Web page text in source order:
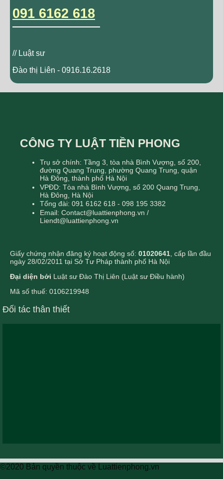
091 6162 618
// Luật sư
Đào thị Liên - 0916.16.2618
CÔNG TY LUẬT TIỀN PHONG
Trụ sở chính: Tầng 3, tòa nhà Bình Vượng, số 200,
đường Quang Trung, phường Quang Trung, quận
Hà Đông, thành phố Hà Nội
VPĐD: Tòa nhà Bình Vượng, số 200 Quang Trung,
Hà Đông, Hà Nội
Tổng đài: 091 6162 618 - 098 195 3382
Email: Contact@luattienphong.vn /
Liendt@luattienphong.vn
Giấy chứng nhận đăng ký hoạt động số: 01020641 , cấp lần đầu
ngày 28/02/2011 tại Sở Tư Pháp thành phố Hà Nội
Đại diện bởi Luật sư Đào Thị Liên (Luật sư Điều hành)
Mã số thuế: 0106219948
Đối tác thân thiết
©2020 Bản quyền thuộc về Luattienphong.vn